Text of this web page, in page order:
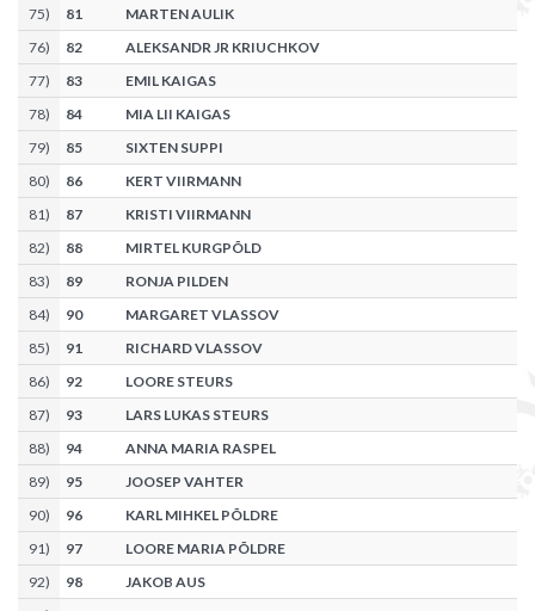
75) 81
MARTEN AULIK
76) 82
ALEKSANDR JR KRIUCHKOV
77) 83
EMIL KAIGAS
78) 84
MIA LII KAIGAS
79) 85
SIXTEN SUPPI
80) 86
KERT VIIRMANN
81) 87
KRISTI VIIRMANN
82) 88
MIRTEL KURGPÕLD
83) 89
RONJA PILDEN
84) 90
MARGARET VLASSOV
85) 91
RICHARD VLASSOV
86) 92
LOORE STEURS
87) 93
LARS LUKAS STEURS
88) 94
ANNA MARIA RASPEL
89) 95
JOOSEP VAHTER
90) 96
KARL MIHKEL PÕLDRE
91) 97
LOORE MARIA PÕLDRE
92) 98
JAKOB AUS